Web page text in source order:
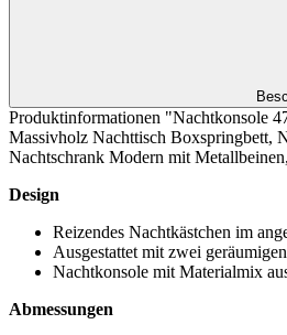
Produktinformationen "Nachtkonsole
Massivholz Nachttisch Boxspringbett,
Nachtschrank Modern mit
Design
Reizendes Nachtkästchen im
Ausgestattet mit zwei
Nachtkonsole mit Materialmix
Abmessungen